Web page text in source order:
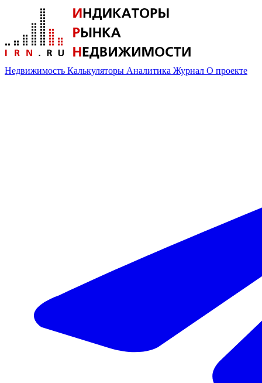
Недвижимость Калькуляторы Аналитика Журнал О проекте